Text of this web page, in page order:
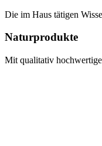
Die im Haus tätigen
Naturprodukte
Mit qualitativ